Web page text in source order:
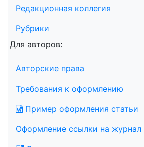
Редакционная коллегия
Рубрики
Для авторов:
Авторские права
Требования к оформлению
Пример оформления статьи
Оформление ссылки на журнал